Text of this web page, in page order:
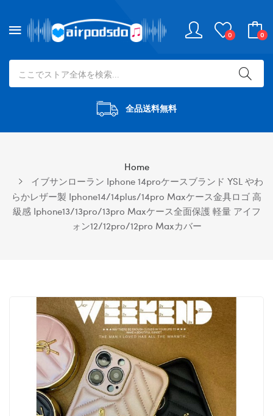
0 0
全品送料無料
Home
イブサンローラン Iphone 14proケースブランド YSL やわ
らかレザー製 Iphone14/14plus/14pro Maxケース金具ロゴ 高
級感 Iphone13/13pro/13pro Maxケース全面保護 軽量 アイフ
ォン12/12pro/12pro Maxカバー